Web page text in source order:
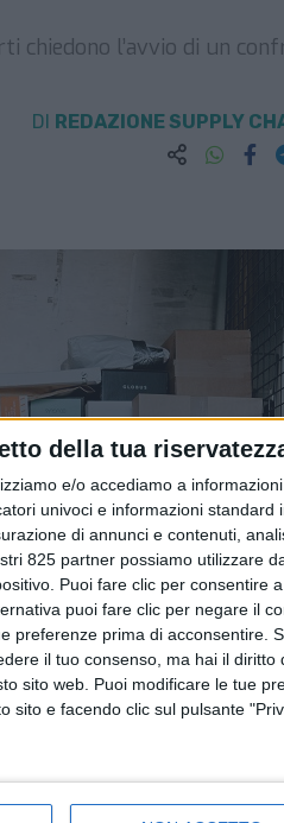
della tua
e/o accediamo a
univoci e informazioni
di annunci e contenuti,
825 partner possiamo utilizzare
Puoi fare clic per consentire
puoi fare clic per negare il
preferenze prima di acconsentire.
il tuo consenso, ma hai il
sito web. Puoi modificare le tue
sito e facendo clic sul pulsante
l’avvio di un
DI REDAZIONE SUPPLY